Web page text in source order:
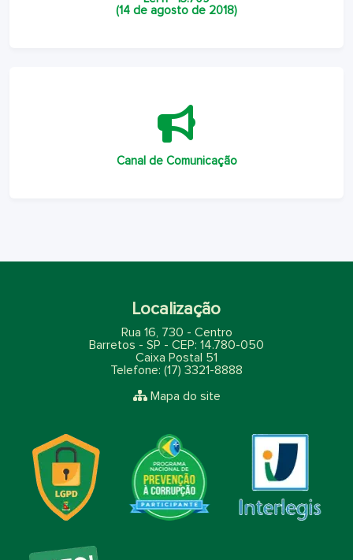
(14 de agosto de 2018)
Canal de Comunicação
Localização
Rua 16, 730 - Centro
Barretos - SP - CEP: 14.780-050
Caixa Postal 51
Telefone: (17) 3321-8888
Mapa do site